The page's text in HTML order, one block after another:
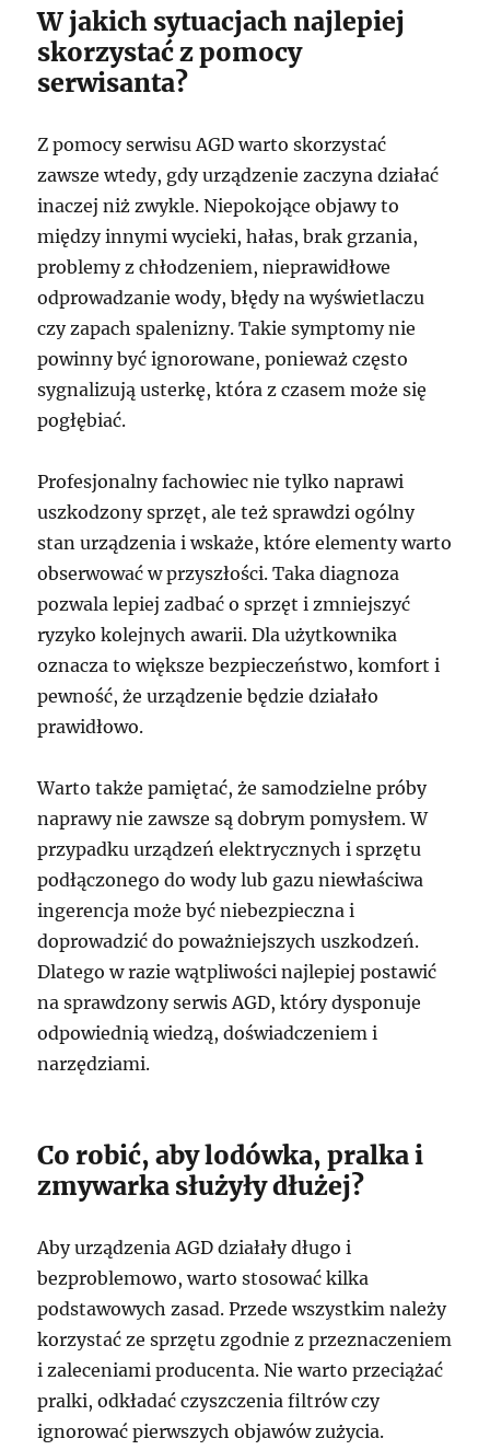
W jakich sytuacjach najlepiej
skorzystać z pomocy
serwisanta?
Z pomocy serwisu AGD warto skorzystać
zawsze wtedy, gdy urządzenie zaczyna działać
inaczej niż zwykle. Niepokojące objawy to
między innymi wycieki, hałas, brak grzania,
problemy z chłodzeniem, nieprawidłowe
odprowadzanie wody, błędy na wyświetlaczu
czy zapach spalenizny. Takie symptomy nie
powinny być ignorowane, ponieważ często
sygnalizują usterkę, która z czasem może się
pogłębiać.
Profesjonalny fachowiec nie tylko naprawi
uszkodzony sprzęt, ale też sprawdzi ogólny
stan urządzenia i wskaże, które elementy warto
obserwować w przyszłości. Taka diagnoza
pozwala lepiej zadbać o sprzęt i zmniejszyć
ryzyko kolejnych awarii. Dla użytkownika
oznacza to większe bezpieczeństwo, komfort i
pewność, że urządzenie będzie działało
prawidłowo.
Warto także pamiętać, że samodzielne próby
naprawy nie zawsze są dobrym pomysłem. W
przypadku urządzeń elektrycznych i sprzętu
podłączonego do wody lub gazu niewłaściwa
ingerencja może być niebezpieczna i
doprowadzić do poważniejszych uszkodzeń.
Dlatego w razie wątpliwości najlepiej postawić
na sprawdzony serwis AGD, który dysponuje
odpowiednią wiedzą, doświadczeniem i
narzędziami.
Co robić, aby lodówka, pralka i
zmywarka służyły dłużej?
Aby urządzenia AGD działały długo i
bezproblemowo, warto stosować kilka
podstawowych zasad. Przede wszystkim należy
korzystać ze sprzętu zgodnie z przeznaczeniem
i zaleceniami producenta. Nie warto przeciążać
pralki, odkładać czyszczenia filtrów czy
ignorować pierwszych objawów zużycia.